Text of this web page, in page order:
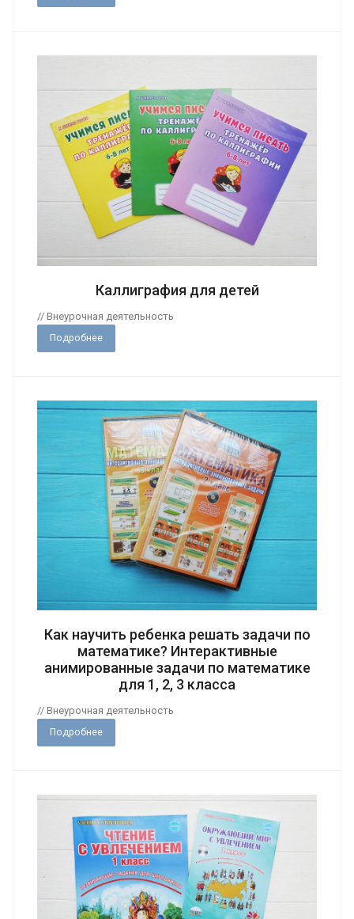
Каллиграфия для детей
// Внеурочная деятельность
Подробнее
Как научить ребенка решать задачи по
математике? Интерактивные
анимированные задачи по математике
для 1, 2, 3 класса
// Внеурочная деятельность
Подробнее